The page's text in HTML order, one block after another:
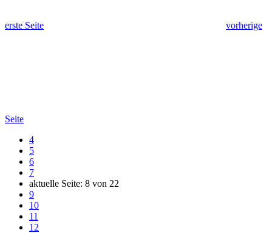
erste Seite vorherige
Seite
4
5
6
7
aktuelle Seite: 8 von 22
9
10
11
12